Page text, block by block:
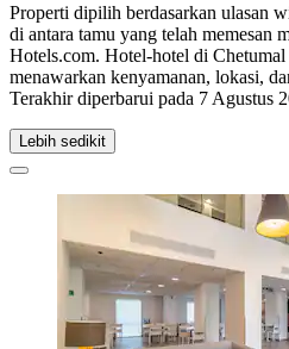
Properti dipilih berdasarkan ulasan
di antara tamu yang telah memesan
Hotels.com. Hotel-hotel di Chetumal
menawarkan kenyamanan, lokasi,
Terakhir diperbarui pada 7 Agustus
Lebih sedikit